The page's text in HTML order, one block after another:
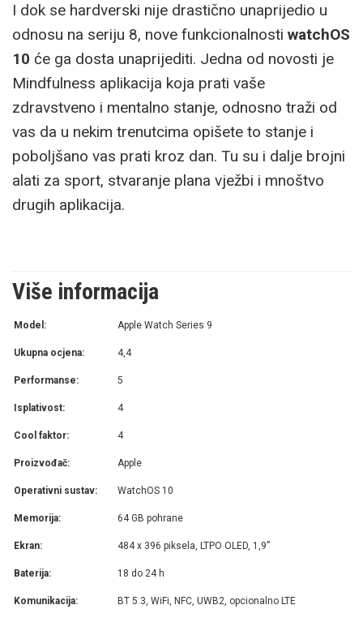
I dok se hardverski nije drastično unaprijedio u
odnosu na seriju 8, nove funkcionalnosti watchOS
10 će ga dosta unaprijediti. Jedna od novosti je
Mindfulness aplikacija koja prati vaše
zdravstveno i mentalno stanje, odnosno traži od
vas da u nekim trenutcima opišete to stanje i
poboljšano vas prati kroz dan. Tu su i dalje brojni
alati za sport, stvaranje plana vježbi i mnoštvo
drugih aplikacija.
Više informacija
Model: Apple Watch Series 9
Ukupna ocjena: 4,4
Performanse: 5
Isplativost: 4
Cool faktor: 4
Proizvođač: Apple
Operativni sustav: WatchOS 10
Memorija: 64 GB pohrane
Ekran: 484 x 396 piksela, LTPO OLED, 1,9”
Baterija: 18 do 24 h
Komunikacija: BT 5.3, WiFi, NFC, UWB2, opcionalno LTE